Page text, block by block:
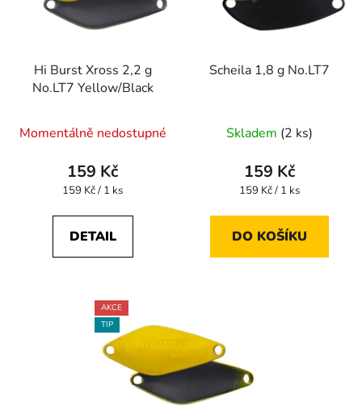
Hi Burst Xross 2,2 g
No.LT7 Yellow/Black
Momentálně nedostupné
159 Kč
Měrná
159 Kč / 1 ks
DETAIL
Scheila 1,8 g No.LT7
Skladem (2 ks)
159 Kč
Měrná
159 Kč / 1 ks
DO KOŠÍKU
AKCE
TIP